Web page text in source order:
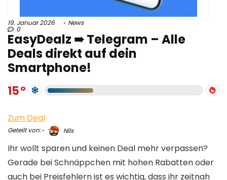
19. Januar 2026 News
0
EasyDealz ➠ Telegram – Alle
Deals direkt auf dein
Smartphone!
15
Zum Deal
Geteilt von: Nils
Ihr wollt sparen und keinen Deal mehr verpassen?
Gerade bei Schnäppchen mit hohen Rabatten oder
auch bei Preisfehlern ist es wichtig, dass ihr zeitnah